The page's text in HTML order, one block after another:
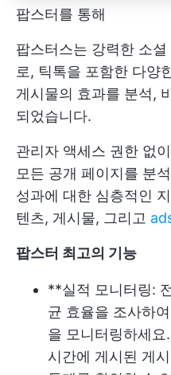
팝스터를 통해
팝스터스는 강력한 소
로, 틱톡을 포함한 다양
게시물의 효과를 분석,
되었습니다.
관리자 액세스 권한 없
모든 공개 페이지를 분
성과에 대한 심층적인
텐츠, 게시물, 그리고
팝스터 최고의 기능
**실적 모니터링:
균 효율을 조사하
을 모니터링하세
시간에 게시된 게